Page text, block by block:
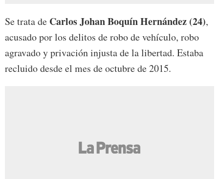
Se trata de Carlos Johan Boquín Hernández (24),
acusado por los delitos de robo de vehículo, robo
agravado y privación injusta de la libertad. Estaba
recluido desde el mes de octubre de 2015.